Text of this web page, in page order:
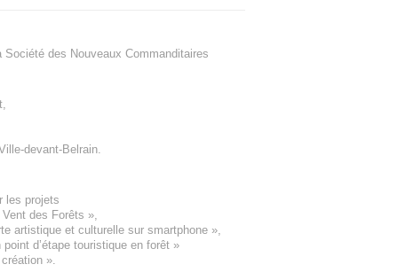
Société des Nouveaux Commanditaires
,
devant-Belrain.
les projets
des Forêts »,
artistique et culturelle sur smartphone »,
point d’étape touristique en forêt »
création ».